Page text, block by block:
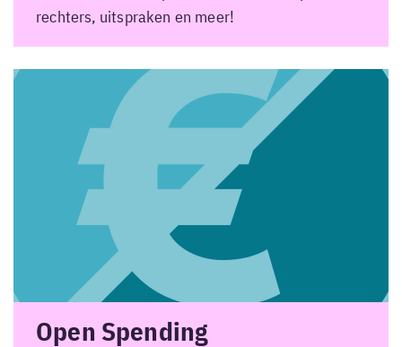
rechters, uitspraken en meer!
Open Spending